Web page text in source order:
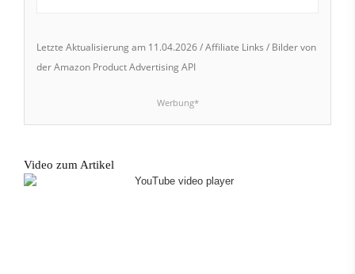
Letzte Aktualisierung am 11.04.2026 / Affiliate Links / Bilder von
der Amazon Product Advertising API
Werbung*
Video zum Artikel